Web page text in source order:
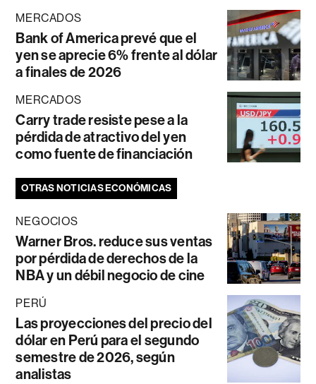
MERCADOS
Bank of America prevé que el
yen se aprecie 6% frente al dólar
a finales de 2026
MERCADOS
Carry trade resiste pese a la
pérdida de atractivo del yen
como fuente de financiación
OTRAS NOTICIAS ECONÓMICAS
NEGOCIOS
Warner Bros. reduce sus ventas
por pérdida de derechos de la
NBA y un débil negocio de cine
PERÚ
Las proyecciones del precio del
dólar en Perú para el segundo
semestre de 2026, según
analistas